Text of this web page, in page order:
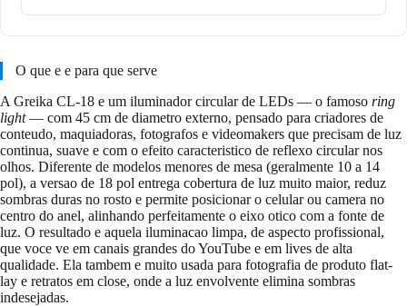
O que e e para que serve
A Greika CL-18 e um iluminador circular de LEDs — o famoso ring
light— com 45 cm de diametro externo, pensado para criadores de
conteudo, maquiadoras, fotografos e videomakers que precisam de luz
continua, suave e com o efeito caracteristico de reflexo circular nos
olhos. Diferente de modelos menores de mesa (geralmente 10 a 14
pol), a versao de 18 pol entrega cobertura de luz muito maior, reduz
sombras duras no rosto e permite posicionar o celular ou camera no
centro do anel, alinhando perfeitamente o eixo otico com a fonte de
luz. O resultado e aquela iluminacao limpa, de aspecto profissional,
que voce ve em canais grandes do YouTube e em lives de alta
qualidade. Ela tambem e muito usada para fotografia de produto flat-
lay e retratos em close, onde a luz envolvente elimina sombras
indesejadas.